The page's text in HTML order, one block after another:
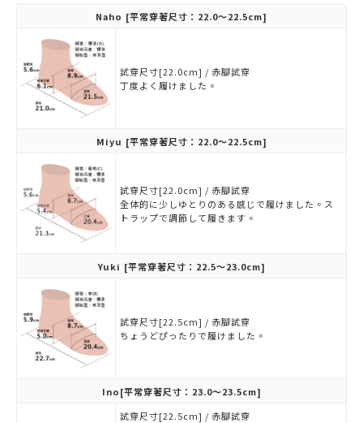
Naho [平常穿著尺寸：22.0～22.5cm]
試穿尺寸[22.0cm] / 赤腳試穿
丁度よく履けました。
Miyu [平常穿著尺寸：22.0～22.5cm]
試穿尺寸[22.0cm] / 赤腳試穿
全体的に少しゆとりのある感じで履けました。ス
トラップで調節して履きます。
Yuki [平常穿著尺寸：22.5～23.0cm]
試穿尺寸[22.5cm] / 赤腳試穿
ちょうどぴったりで履けました。
Ino[平常穿著尺寸：23.0～23.5cm]
試穿尺寸[22.5cm] / 赤腳試穿